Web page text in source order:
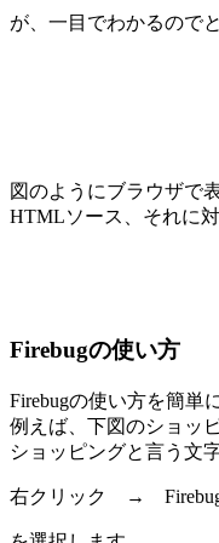
が、一目でわかるので
図のようにブラウザで
HTMLソース、それに
Firebugの使い方
Firebugの使い方を簡単
例えば、下図のショッ
ショッピングと言う文
右クリック → Firebug